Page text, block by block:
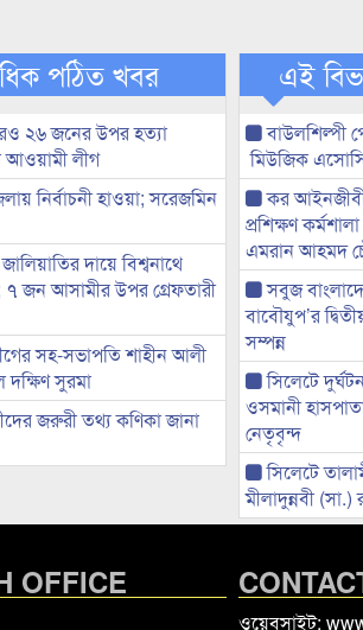
পঠিত খবর
২৬ জনের উপর হত্যা
আওয়ামী লীগ
নির্বাচনী হাওয়া; সরেজমিন
দায়ে বিশ্বনাথে
৭ জন আসামীর উপর গ্রেফতারী
সহ-সভাপতি শাহীন আলী
দক্ষিণ সুরমা
জরুরী তথ্য কণিকা জানা
এই
বাউলশিল্পী
মিউজিক
কর
প্রশিক্ষণ
এমরান আহমদ
সবুজ
বাবৌযুপ’র
সম্পন্ন
সিলেটে
ওসমানী
নেতৃবৃন্দ
সিলেটে
মীলাদুন্নবী (সা.)
OFFICE
ওয়েবসাইট: